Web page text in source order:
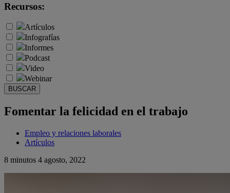
Recursos:
Artículos
Infografías
Informes
Podcast
Video
Webinar
BUSCAR
Fomentar la felicidad en el trabajo
Empleo y relaciones laborales
Artículos
8 minutos 4 agosto, 2022